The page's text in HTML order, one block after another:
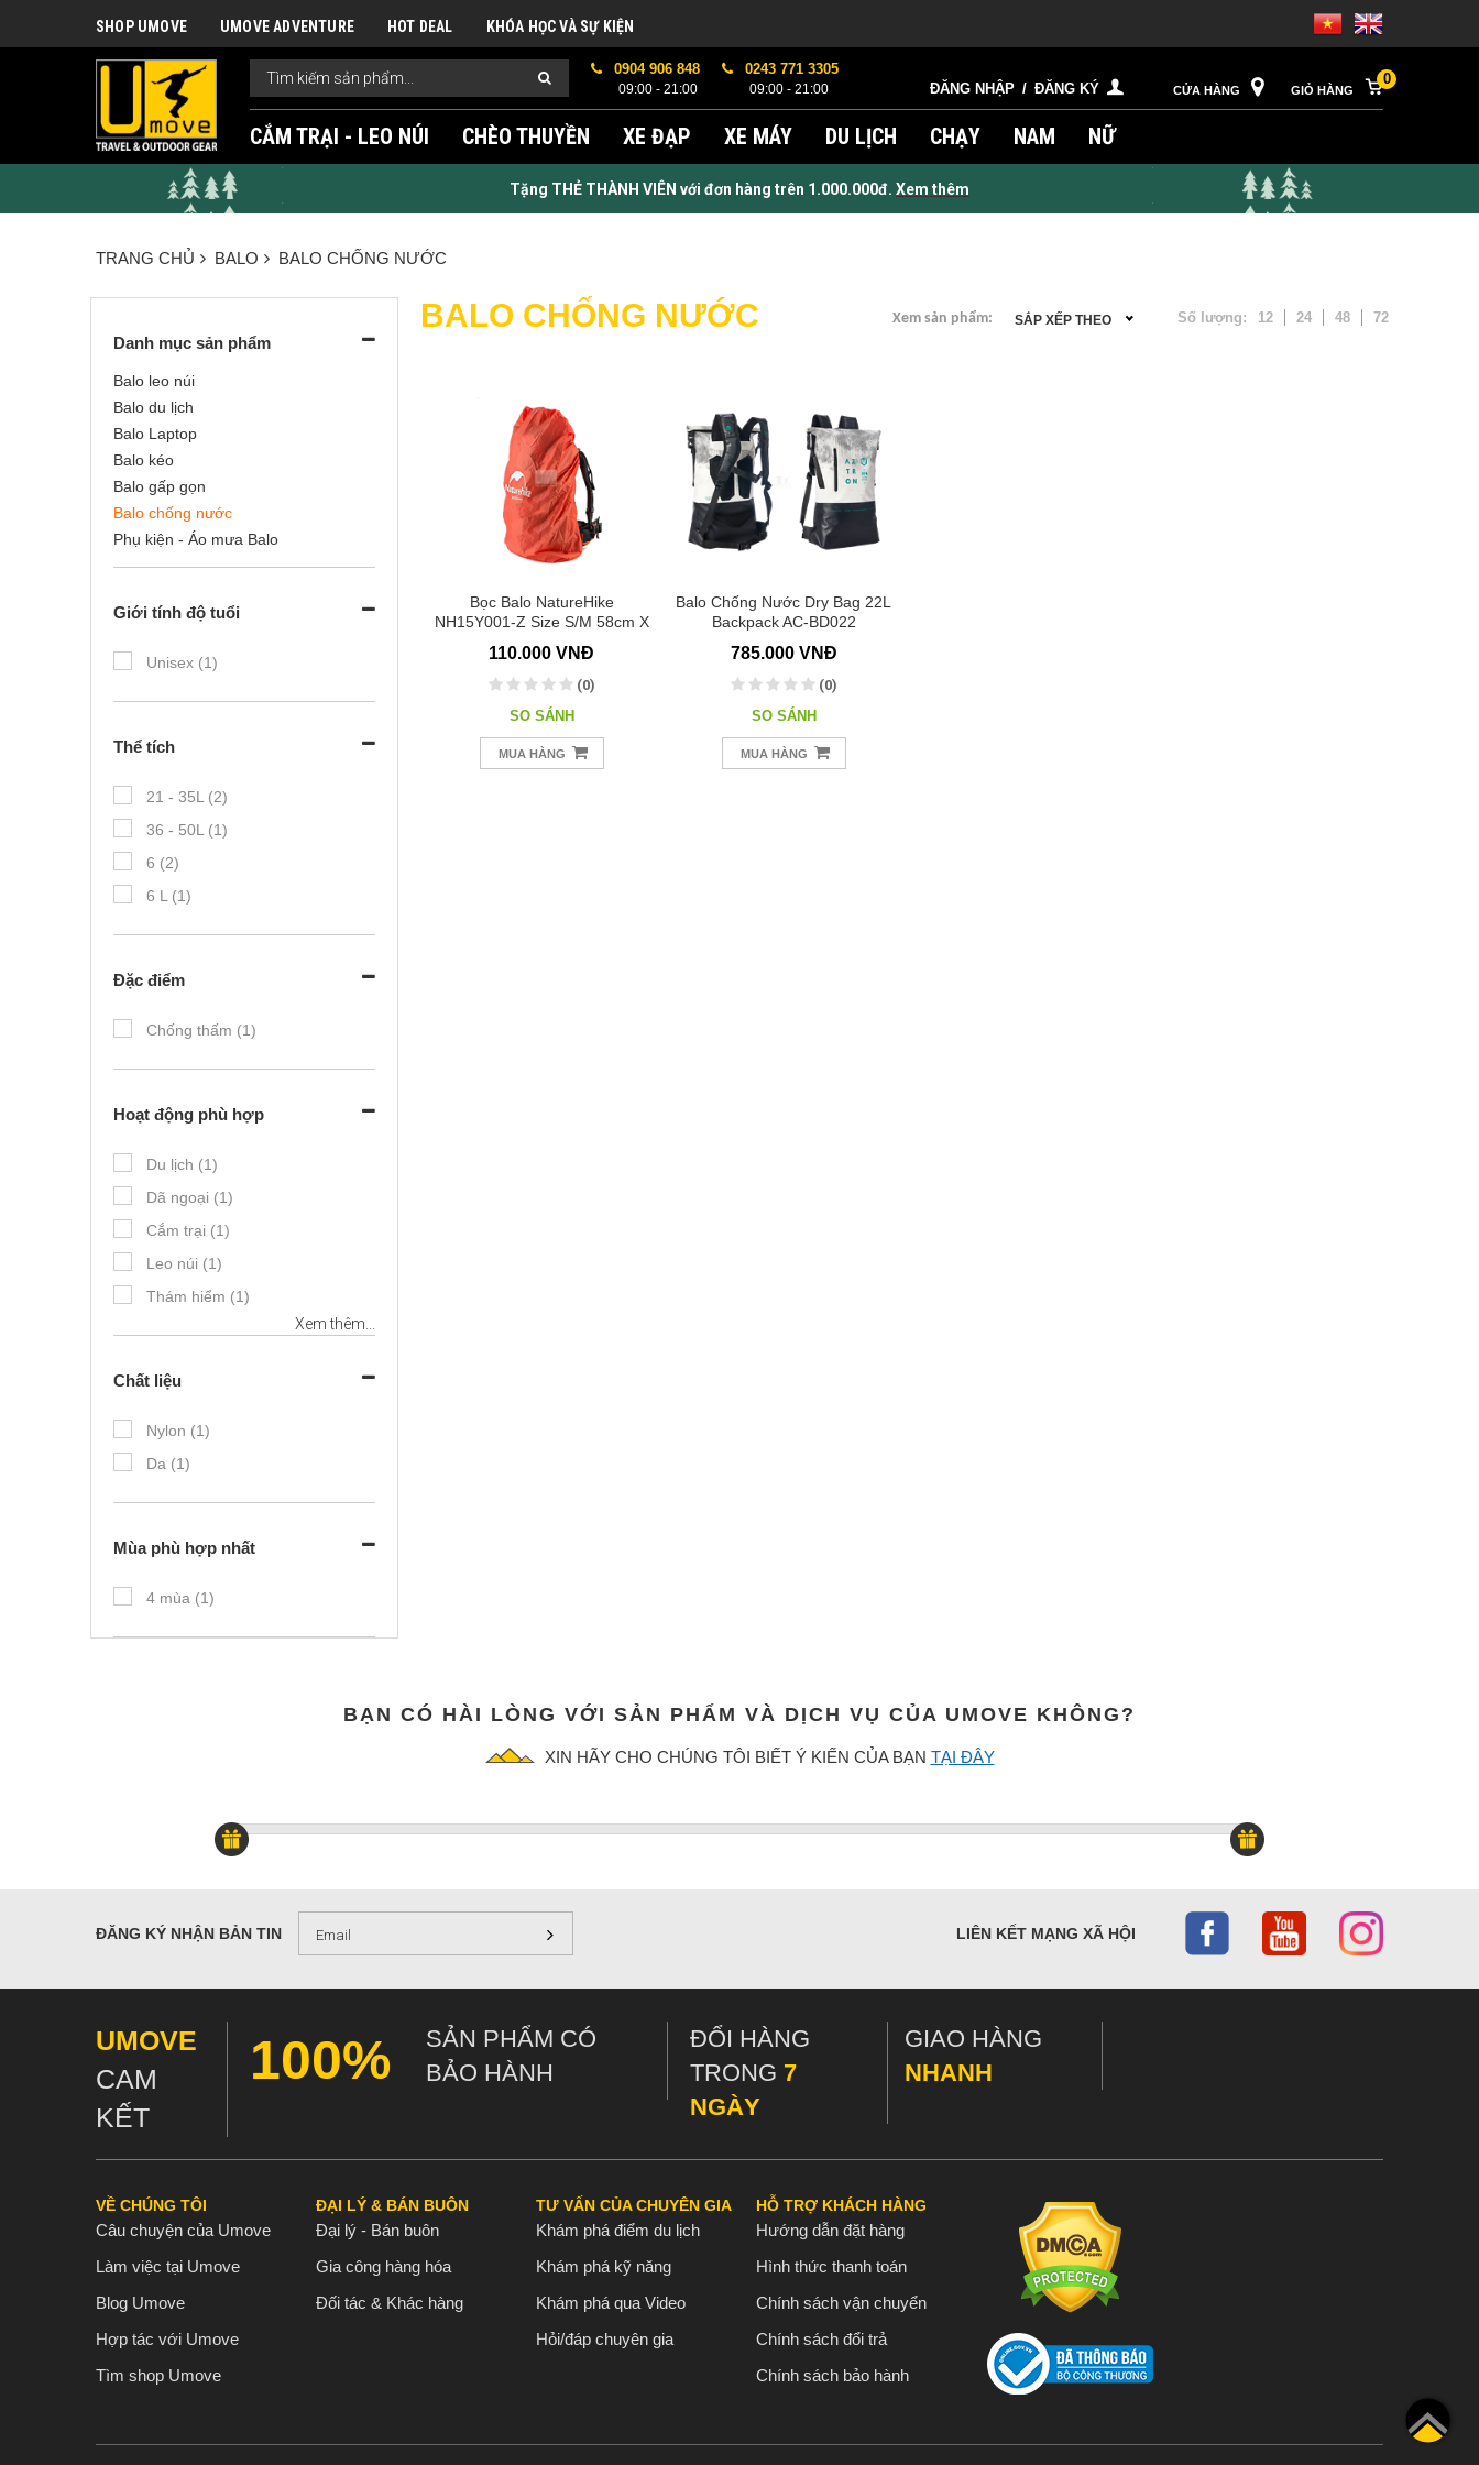
SHOP UMOVE UMOVE ADVENTURE HOT DEAL KHÓA HỌC VÀ SỰ KIỆN
0904 906 848
09:00 - 21:00
0243 771 3305
09:00 - 21:00 ĐĂNG NHẬP / ĐĂNG KÝ CỬA HÀNG GIỎ HÀNG
0
CẮM TRẠI - LEO NÚI CHÈO THUYỀN XE ĐẠP XE MÁY DU LỊCH CHẠY NAM NỮ
Tặng THẺ THÀNH VIÊN với đơn hàng trên 1.000.000đ. Xem thêm
TRANG CHỦ BALO BALO CHỐNG NƯỚC
Danh mục sản phẩm
Balo leo núi
Balo du lịch
Balo Laptop
Balo kéo
Balo gấp gọn
Balo chống nước
Phụ kiện - Áo mưa Balo
Giới tính độ tuổi
Unisex (1)
Thể tích
21 - 35L (2)
36 - 50L (1)
6 (2)
6 L (1)
Đặc điểm
Chống thấm (1)
Hoạt động phù hợp
Du lịch (1)
Dã ngoại (1)
Cắm trại (1)
Leo núi (1)
Thám hiểm (1)
Đa hoạt động (1)
Câu cá (1)
Xem thêm...
Chất liệu
Nylon (1)
Da (1)
Mùa phù hợp nhất
4 mùa (1)
BALO CHỐNG NƯỚC Số lượng: 12 24 48 72
Xem sản phẩm: SẮP XẾP THEO
Bọc Balo NatureHike
NH15Y001-Z Size S/M 58cm X
Cam
110.000 VNĐ
(0)
SO SÁNH
MUA HÀNG
Balo Chống Nước Dry Bag 22L
Backpack AC-BD022
785.000 VNĐ
(0)
SO SÁNH
MUA HÀNG
BẠN CÓ HÀI LÒNG VỚI SẢN PHẨM VÀ DỊCH VỤ CỦA UMOVE KHÔNG?
XIN HÃY CHO CHÚNG TÔI BIẾT Ý KIẾN CỦA BẠN TẠI ĐÂY
ĐĂNG KÝ NHẬN BẢN TIN LIÊN KẾT MẠNG XÃ HỘI
UMOVE
CAM
KẾT
100%
SẢN PHẨM CÓ
BẢO HÀNH
ĐỔI HÀNG
TRONG 7
NGÀY
GIAO HÀNG
NHANH
VỀ CHÚNG TÔI
Câu chuyện của Umove
Làm việc tại Umove
Blog Umove
Hợp tác với Umove
Tìm shop Umove
ĐẠI LÝ & BÁN BUÔN
Đại lý - Bán buôn
Gia công hàng hóa
Đối tác & Khác hàng
TƯ VẤN CỦA CHUYÊN GIA
Khám phá điểm du lịch
Khám phá kỹ năng
Khám phá qua Video
Hỏi/đáp chuyên gia
HỖ TRỢ KHÁCH HÀNG
Hướng dẫn đặt hàng
Hình thức thanh toán
Chính sách vận chuyển
Chính sách đổi trả
Chính sách bảo hành